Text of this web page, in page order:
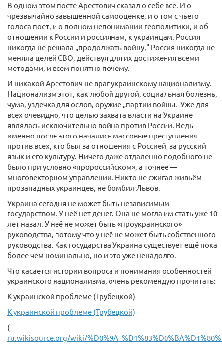
В одном этом посте Арестович сказал о себе все. И о
чрезвычайно завышенной самооценке, и о том с чьего
голоса поет, и о полном непонимании геополитики, и об
отношении к России и россиянам, к украинцам. Россия
никогда не решала „продолжать войну," Россия никогда не
меняла целей СВО, действуя для их достижения всеми
методами, и всем понятно почему.
И никакой Арестович не враг украинскому национализму.
Национализм этот, как любой другой, социальная болезнь,
чума, уздечка для ослов, оружие „партии войны. Уже для
всех очевидно, что целью захвата власти на Украине
являлась исключительно война против России. Ведь
именно после этого начались массовые преступления
против всех, кто был за отношения с Россией, за русский
язык и его культуру. Ничего даже отдаленно подобного не
было при условно «пророссийском», а точнее —
многовекторном управлении. Никто не сжигал живьём
прозападных украинцев, не бомбил Львов.
Украина сегодня не может быть независимым
государством. У неё нет денег. Она не могла им стать уже 10
лет назал. У неё не может быть «проукраинского»
руководства, потому что у неё не может быть собственного
руководства. Как государства Украина существует ещё пока
более чем номинально, но и это уже ненадолго.
Что касается истории вопроса и понимания особенностей
украинского национализма, очень рекомендую прочитать:
К украинской проблеме (Трубецкой)
К украинской проблеме (Трубецкой)
(
ru.wikisource.org/wiki/